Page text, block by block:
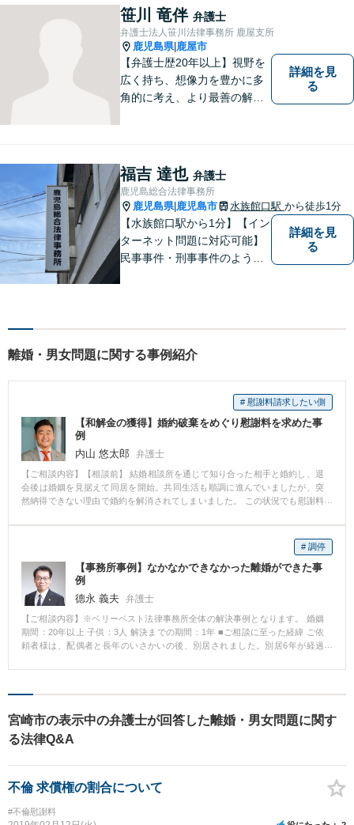
金問題／交通事故など、幅広
く対応可能。お悩みの方は、
お気軽にご相談ください。
笹川 竜伴 弁護士
弁護士法人笹川法律事務所 鹿屋支所
鹿児島県| 鹿屋市
【弁護士歴20年以上】視野を
広く持ち、想像力を豊かに多
角的に考え、より最善の解決
て、弁護士として、全力でサ
ポートいたします。
詳細を見
る
福吉 達也 弁護士
鹿児島総合法律事務所
鹿児島県| 鹿児島市 水族館口駅 から徒歩1分
【水族館口駅から1分】【イン
ターネット問題に対応可能】
民事事件・刑事事件のような
合わせも受け付けておりま
い。
詳細を見
る
離婚・男女問題に関する事例紹介
# 慰謝料請求したい側
【和解金の獲得】婚約破棄をめぐり慰謝料を求めた事
例
内山 悠太郎
弁護士
【ご相談内容】【相談前】 結婚相談所を通じて知り合った相手と婚約し、退
会後は婚姻を見据えて同居を開始。共同生活も順調に進んでいましたが、突
然納得できない理由で婚約を解消されてしまいました。 この状況でも慰謝料
後、まずは婚約破棄に対する慰謝料支払を求めて相手方に請求。しかし、
「婚約を解消すべき事情があった」などの主張から支払いを拒否されたた
め、訴訟に進むこととなりました。 裁判の段階でも相手方は譲らない姿勢を
続けましたが、婚約が成立していたこと、破棄に正当な理由が認められない
ことについて、経緯に基づく主張と証拠を丁寧に提示。 その結果、裁判所か
ら当方に有利な内容での和解案が示され、最終的に和解金の支払いを受ける
形で解決に至りました。 【先生のコメント】 婚約関係の有無や、破棄に正当
な理由があったかどうかが争点となる事案でした。 残された連絡の記録や生
活状況から合理的に認められる事実を積み重ねて主張することで、裁判所に
当方の見解を理解してもらい、和解金の獲得につながったケースです。
# 調停
【事務所事例】なかなかできなかった離婚ができた事
例
德永 義夫
弁護士
【ご相談内容】※ベリーベスト法律事務所全体の解決事例となります。 婚姻
期間：20年以上 子供：3人 解決までの期間：1年 ■ご相談に至った経緯 ご依
頼者様は、配偶者と長年のいさかいの後、別居されました。別居6年が経過
りと話をはぐらかし、なかなか離婚できずにいました。 ■ご相談内容 離婚調
て離婚を成立することができました。
宮崎市の表示中の弁護士が回答した離婚・男女問題に関す
る法律Q&A
不倫 求償権の割合について
#不倫慰謝料